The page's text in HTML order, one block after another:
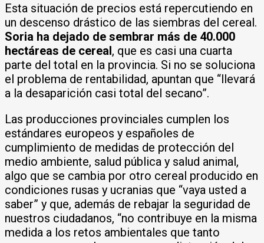
Esta situación de precios está repercutiendo en
un descenso drástico de las siembras del cereal.
Soria ha dejado de sembrar más de 40.000
hectáreas de cereal, que es casi una cuarta
parte del total en la provincia. Si no se soluciona
el problema de rentabilidad, apuntan que “llevará
a la desaparición casi total del secano”.
Las producciones provinciales cumplen los
estándares europeos y españoles de
cumplimiento de medidas de protección del
medio ambiente, salud pública y salud animal,
algo que se cambia por otro cereal producido en
condiciones rusas y ucranias que “vaya usted a
saber” y que, además de rebajar la seguridad de
nuestros ciudadanos, “no contribuye en la misma
medida a los retos ambientales que tanto